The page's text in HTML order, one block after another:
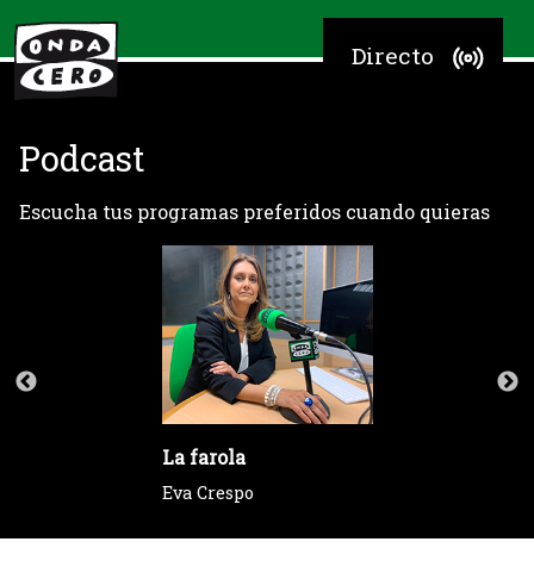
Directo
Podcast
Escucha tus programas preferidos cuando quieras
La farola
Eva Crespo